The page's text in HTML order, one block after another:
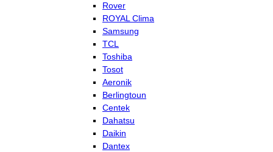
Rover
ROYAL Clima
Samsung
TCL
Toshiba
Tosot
Aeronik
Berlingtoun
Centek
Dahatsu
Daikin
Dantex